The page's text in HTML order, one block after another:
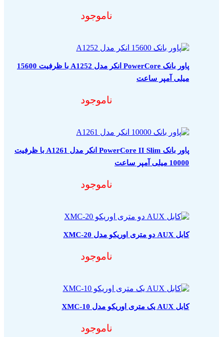
ناموجود
پاور بانک PowerCore انکر مدل A1252 با ظرفیت 15600
میلی آمپر ساعت
ناموجود
پاور بانک PowerCore II Slim انکر مدل A1261 با ظرفیت
10000 میلی آمپر ساعت
ناموجود
کابل AUX دو متری اوریکو مدل XMC-20
ناموجود
کابل AUX یک متری اوریکو مدل XMC-10
ناموجود